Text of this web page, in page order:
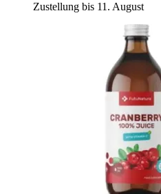
Zustellung bis 11. August